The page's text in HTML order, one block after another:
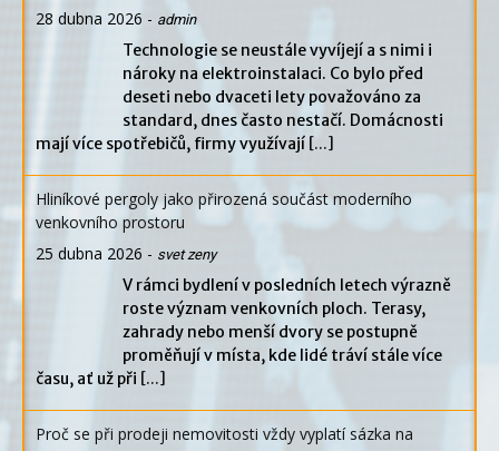
28 dubna 2026 - admin
Technologie se neustále vyvíjejí a s nimi i
nároky na elektroinstalaci. Co bylo před
deseti nebo dvaceti lety považováno za
standard, dnes často nestačí. Domácnosti
mají více spotřebičů, firmy využívají [...]
Hliníkové pergoly jako přirozená součást moderního
venkovního prostoru
25 dubna 2026 - svet zeny
V rámci bydlení v posledních letech výrazně
roste význam venkovních ploch. Terasy,
zahrady nebo menší dvory se postupně
proměňují v místa, kde lidé tráví stále více
času, ať už při [...]
Proč se při prodeji nemovitosti vždy vyplatí sázka na